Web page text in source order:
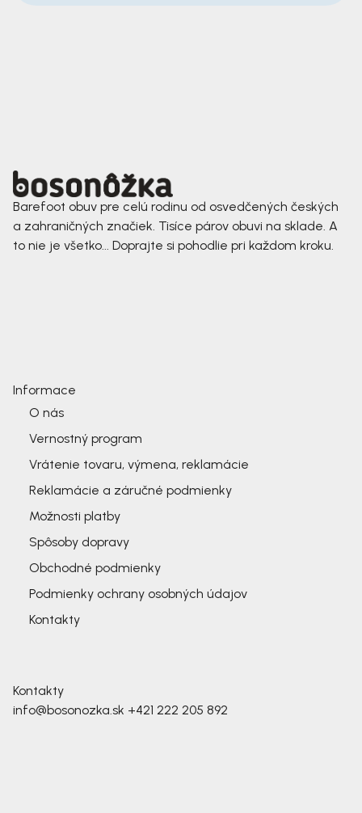
Barefoot obuv pre celú rodinu od osvedčených českých
a zahraničných značiek. Tisíce párov obuvi na sklade. A
to nie je všetko... Doprajte si pohodlie pri každom kroku.
Informace
O nás
Vernostný program
Vrátenie tovaru, výmena, reklamácie
Reklamácie a záručné podmienky
Možnosti platby
Spôsoby dopravy
Obchodné podmienky
Podmienky ochrany osobných údajov
Kontakty
Kontakty
info@bosonozka.sk +421 222 205 892